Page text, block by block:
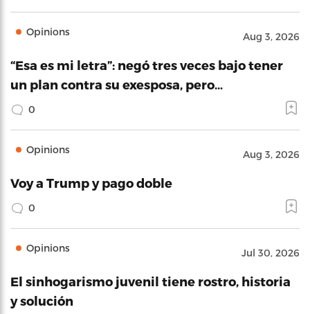
Opinions Aug 3, 2026
“Esa es mi letra”: negó tres veces bajo tener
un plan contra su exesposa, pero…
0
Opinions Aug 3, 2026
Voy a Trump y pago doble
0
Opinions Jul 30, 2026
El sinhogarismo juvenil tiene rostro, historia
y solución